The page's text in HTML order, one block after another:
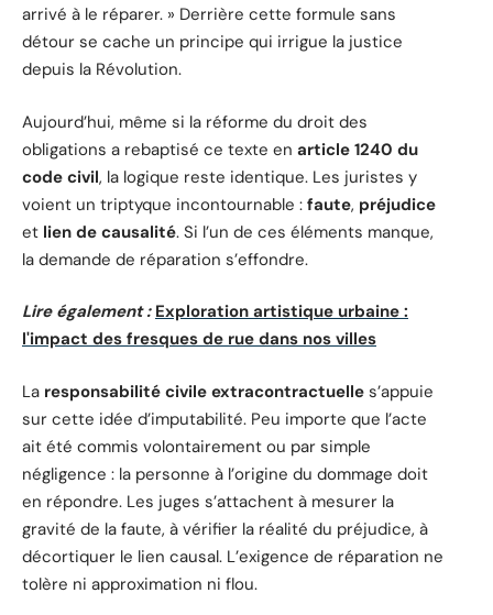
arrivé à le réparer. » Derrière cette formule sans
détour se cache un principe qui irrigue la justice
depuis la Révolution.
Aujourd’hui, même si la réforme du droit des
obligations a rebaptisé ce texte en article 1240 du
code civil, la logique reste identique. Les juristes y
voient un triptyque incontournable : faute, préjudice
et lien de causalité. Si l’un de ces éléments manque,
la demande de réparation s’effondre.
Lire également : Exploration artistique urbaine :
l'impact des fresques de rue dans nos villes
La responsabilité civile extracontractuelle s’appuie
sur cette idée d’imputabilité. Peu importe que l’acte
ait été commis volontairement ou par simple
négligence : la personne à l’origine du dommage doit
en répondre. Les juges s’attachent à mesurer la
gravité de la faute, à vérifier la réalité du préjudice, à
décortiquer le lien causal. L’exigence de réparation ne
tolère ni approximation ni flou.